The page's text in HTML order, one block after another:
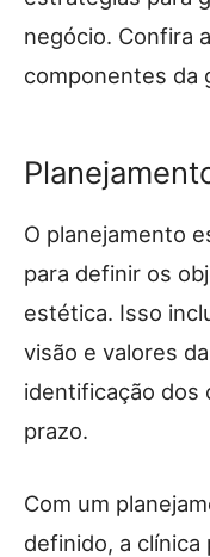
negócio. Confira
componentes da
O planejamento
para definir os
estética. Isso
visão e valores
identificação dos
prazo.
Com um
definido, a